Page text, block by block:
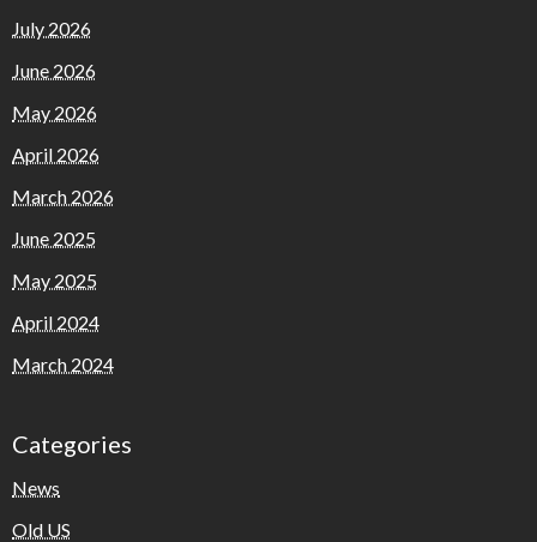
July 2026
June 2026
May 2026
April 2026
March 2026
June 2025
May 2025
April 2024
March 2024
Categories
News
Old US